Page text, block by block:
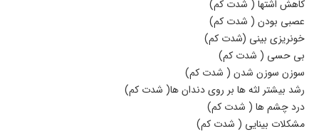
کاهش اشتها ( شدت کم)
عصبی بودن ( شدت کم)
خونریزی بینی (شدت کم)
بی حسی ( شدت کم)
سوزن سوزن شدن ( شدت کم)
رشد بیشتر لثه ها بر روی دندان ها( شدت کم)
درد چشم ها ( شدت کم)
مشکلات بینایی ( شدت کم)